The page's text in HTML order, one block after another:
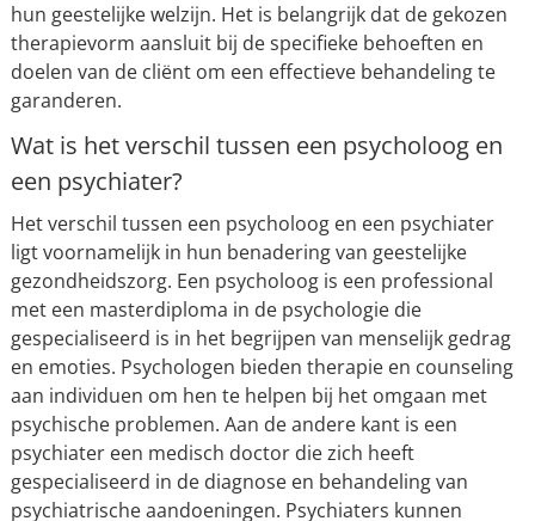
hun geestelijke welzijn. Het is belangrijk dat de gekozen
therapievorm aansluit bij de specifieke behoeften en
doelen van de cliënt om een effectieve behandeling te
garanderen.
Wat is het verschil tussen een psycholoog en
een psychiater?
Het verschil tussen een psycholoog en een psychiater
ligt voornamelijk in hun benadering van geestelijke
gezondheidszorg. Een psycholoog is een professional
met een masterdiploma in de psychologie die
gespecialiseerd is in het begrijpen van menselijk gedrag
en emoties. Psychologen bieden therapie en counseling
aan individuen om hen te helpen bij het omgaan met
psychische problemen. Aan de andere kant is een
psychiater een medisch doctor die zich heeft
gespecialiseerd in de diagnose en behandeling van
psychiatrische aandoeningen. Psychiaters kunnen